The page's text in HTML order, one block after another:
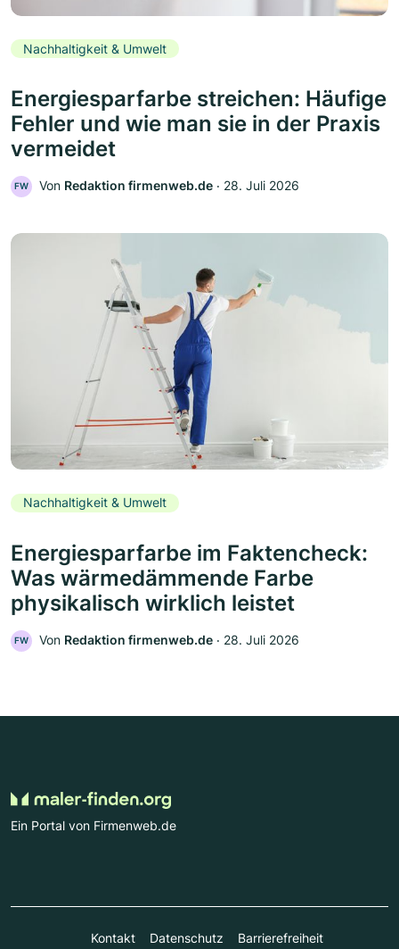
Nachhaltigkeit & Umwelt
Energiesparfarbe streichen: Häufige
Fehler und wie man sie in der Praxis
vermeidet
FW Von Redaktion firmenweb.de ‧ 28. Juli 2026
Nachhaltigkeit & Umwelt
Energiesparfarbe im Faktencheck:
Was wärmedämmende Farbe
physikalisch wirklich leistet
FW Von Redaktion firmenweb.de ‧ 28. Juli 2026
Ein Portal von Firmenweb.de
Kontakt Datenschutz Barrierefreiheit